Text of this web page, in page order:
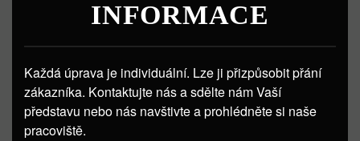
INFORMACE
Každá úprava je individuální. Lze ji přizpůsobit přání
zákazníka. Kontaktujte nás a sdělte nám Vaší
představu nebo nás navštivte a prohlédněte si naše
pracoviště.